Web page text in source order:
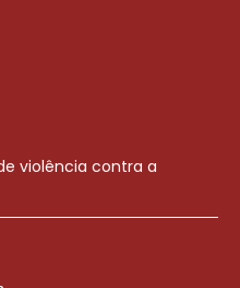
violência contra a